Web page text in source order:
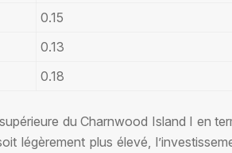
0.15
0.13
0.18
du Charnwood Island I en
légèrement plus élevé,